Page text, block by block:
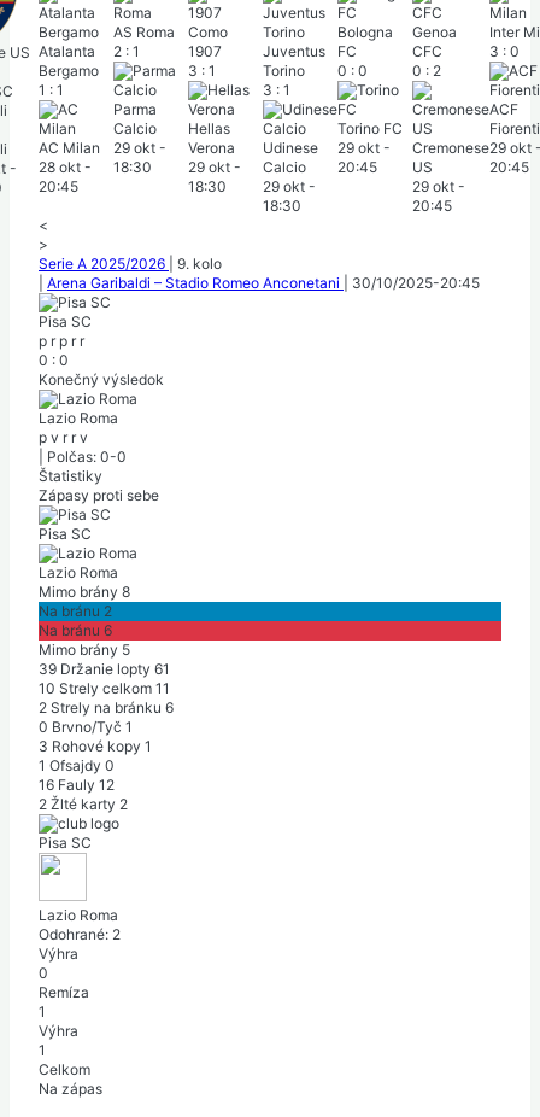
US
-
Atalanta
Bergamo
1 : 1
AC Milan
28 okt -
20:45
AS Roma
2 : 1
Parma
Calcio
29 okt -
18:30
Como
1907
3 : 1
Hellas
Verona
29 okt -
18:30
Juventus
Torino
3 : 1
Udinese
Calcio
29 okt -
18:30
Bologna
FC
0 : 0
Torino FC
29 okt -
20:45
Genoa
CFC
0 : 2
Cremonese
US
29 okt -
20:45
Inter
3 : 0
ACF
29 okt
20:45
<
>
Serie A 2025/2026
9. kolo
Arena Garibaldi – Stadio Romeo Anconetani 30/10/2025-20:45
Pisa SC
p r p r r
0 : 0
Konečný výsledok
Lazio Roma
p v r r v
Polčas: 0-0
Štatistiky
Zápasy proti sebe
Pisa SC
Lazio Roma
Mimo brány 8
Na bránu 2
Na bránu 6
Mimo brány 5
39 Držanie lopty 61
10 Strely celkom 11
2 Strely na bránku 6
0 Brvno/Tyč 1
3 Rohové kopy 1
1 Ofsajdy 0
16 Fauly 12
2 Žlté karty 2
Pisa SC
Lazio Roma
Odohrané: 2
Výhra
0
Remíza
1
Výhra
1
Celkom
Na zápas